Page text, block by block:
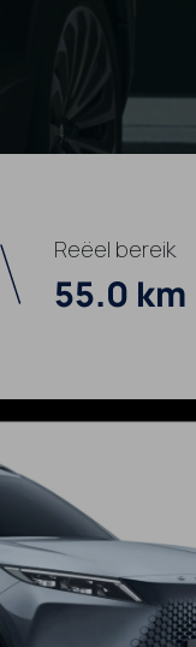
Reëel bereik
55.0 km